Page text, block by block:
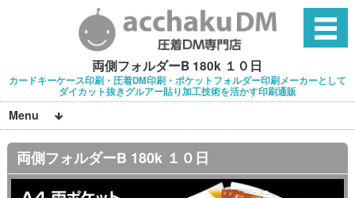
両側フォルダーB 180k １０日
カードキーケース印刷・圧着DM印刷・ポケットフォルダー印刷メーカーとして
ダイカット抜きグルアー貼り加工技術を活かす印刷通販
Menu
両側フォルダーB 180k １０日